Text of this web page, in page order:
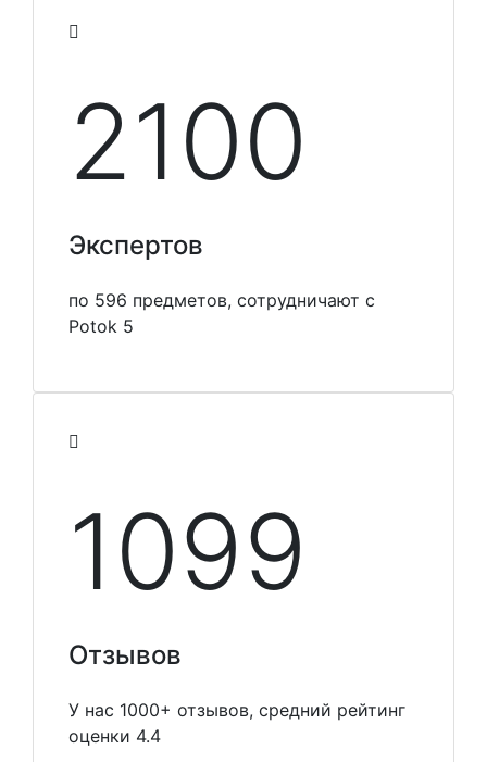
2100
Экспертов
по 596 предметов, сотрудничают с
Potok 5
1099
Отзывов
У нас 1000+ отзывов, средний рейтинг
оценки 4.4